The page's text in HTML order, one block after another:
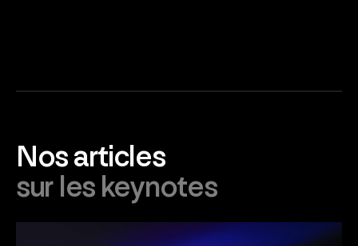
Nos articles
sur les keynotes